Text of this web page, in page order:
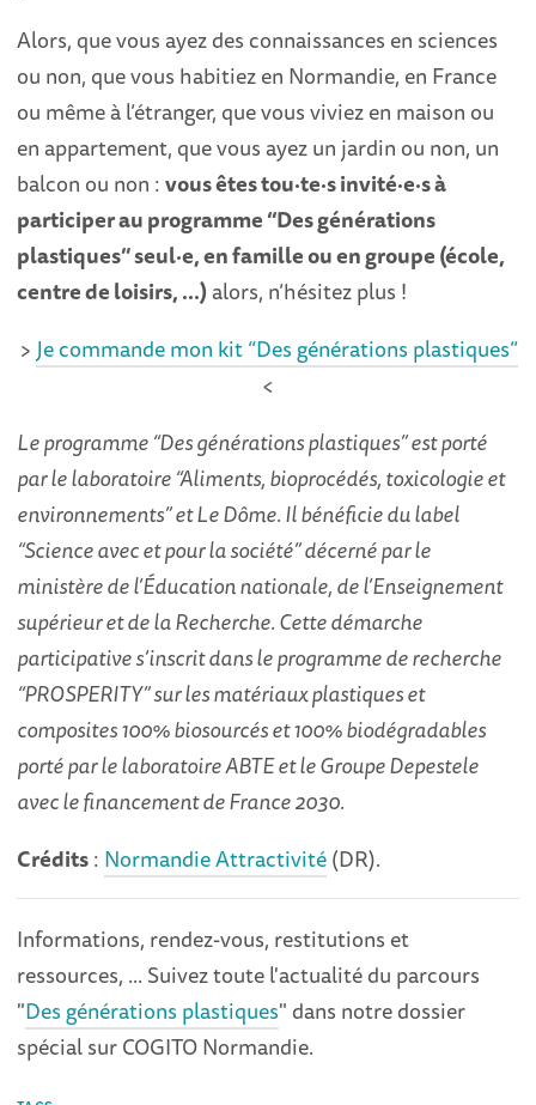
Alors, que vous ayez des connaissances en sciences
ou non, que vous habitiez en Normandie, en France
ou même à l’étranger, que vous viviez en maison ou
en appartement, que vous ayez un jardin ou non, un
balcon ou non :vous êtes tou·te·s invité·e·s à
participer au programme “Des générations
plastiques” seul·e, en famille ou en groupe (école,
centre de loisirs, …)alors, n’hésitez plus !
> Je commande mon kit “Des générations plastiques”
<
Le programme “Des générations plastiques” est porté
par le laboratoire “Aliments, bioprocédés, toxicologie et
environnements” et Le Dôme. Il bénéficie du label
“Science avec et pour la société” décerné par le
ministère de l’Éducation nationale, de l’Enseignement
supérieur et de la Recherche. Cette démarche
participative s’inscrit dans le programme de recherche
“PROSPERITY” sur les matériaux plastiques et
composites 100% biosourcés et 100% biodégradables
porté par le laboratoire ABTE et le Groupe Depestele
avec le financement de France 2030.
Crédits: Normandie Attractivité(DR).
Informations, rendez-vous, restitutions et
ressources, ... Suivez toute l'actualité du parcours
"Des générations plastiques" dans notre dossier
spécial sur COGITO Normandie.